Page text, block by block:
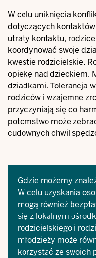
W celu uniknięcia
dotyczących
utraty kontaktu,
koordynować swoje
kwestie rodzicielskie.
opiekę nad dzieckiem.
dziadkami. Tolerancja
rodziców i wzajemne
przyczyniają się do
potomstwo może
cudownych chwil
Gdzie możemy
W celu uzyskania
mogą również
się z lokalnym
rodzicielskiego i
młodzieży może
korzystać ze swoich